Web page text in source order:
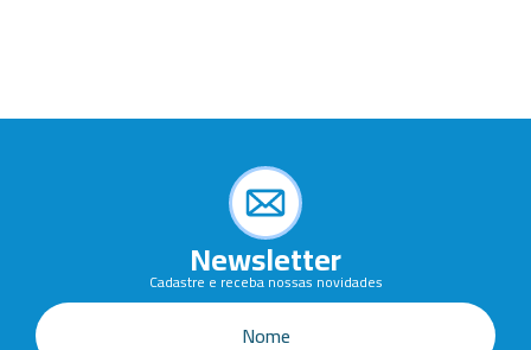
Newsletter
Cadastre e receba nossas novidades